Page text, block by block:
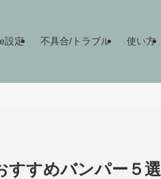
設定 不具合/トラブル 使い方
すすめバンパー５選